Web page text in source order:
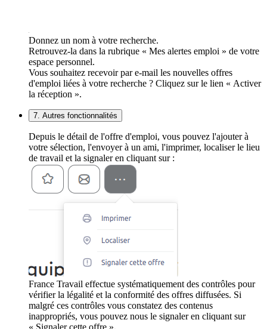
Donnez un nom à votre recherche.
Retrouvez-la dans la rubrique « Mes alertes emploi » de votre
espace personnel.
Vous souhaitez recevoir par e-mail les nouvelles offres
d'emploi liées à votre recherche ? Cliquez sur le lien « Activer
la réception ».
7. Autres fonctionnalités
Depuis le détail de l'offre d'emploi, vous pouvez l'ajouter à
votre sélection, l'envoyer à un ami, l'imprimer, localiser le lieu
de travail et la signaler en cliquant sur :
France Travail effectue systématiquement des contrôles pour
vérifier la légalité et la conformité des offres diffusées. Si
malgré ces contrôles vous constatez des contenus
inappropriés, vous pouvez nous le signaler en cliquant sur
« Signaler cette offre ».